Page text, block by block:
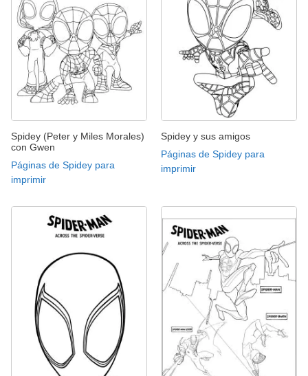
Spidey (Peter y Miles Morales)
con Gwen
Páginas de Spidey para
imprimir
Spidey y sus amigos
Páginas de Spidey para
imprimir